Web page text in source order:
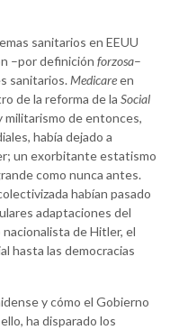
sanitarios en EEUU
–por definición forzosa–
sanitarios.Medicareen
de la reforma de la Social
militarismo de entonces,
había dejado a
un exorbitante estatismo
como nunca antes.
habían pasado
adaptaciones del
de Hitler, el
hasta las democracias
y cómo el Gobierno
ha disparado los